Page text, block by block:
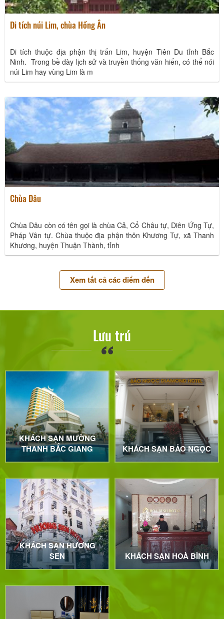
Gợi ý các quán café dành cho gia đình
17/12/2025
Hội nghị sơ kết “Chiến lược phát triển sản phẩm du lịch Việt Nam đến năm 2025, định
16/12/2025
Di tích núi Lim, chùa Hồng Ân
Di tích thuộc địa phận thị trấn Lim, huyện Tiên Du tỉnh Bắc
Ninh. Trong bề dày lịch sử và truyền thống văn hiến, có thể nói
núi Lim hay vùng Lim là m
Chùa Dâu
Chùa Dâu còn có tên gọi là chùa Cả, Cổ Châu tự, Diên Ứng Tự,
Pháp Vân tự. Chùa thuộc địa phận thôn Khương Tự, xã Thanh
Khương, huyện Thuận Thành, tỉnh
Xem tất cả các điểm đến
Lưu trú
KHÁCH SẠN MƯỜNG
THANH BẮC GIANG
KHÁCH SẠN BẢO NGỌC
KHÁCH SẠN HƯƠNG
SEN
KHÁCH SẠN HOÀ BÌNH